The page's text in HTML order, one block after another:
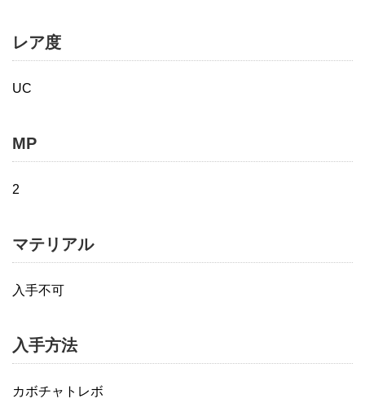
レア度
UC
MP
2
マテリアル
入手不可
入手方法
カボチャトレボ